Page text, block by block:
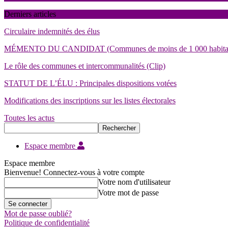
Derniers articles
Circulaire indemnités des élus
MÉMENTO DU CANDIDAT (Communes de moins de 1 000
Le rôle des communes et intercommunalités (Clip)
STATUT DE L’ÉLU : Principales dispositions votées
Modifications des inscriptions sur les listes électorales
Toutes les actus
Espace membre
Espace membre
Bienvenue! Connectez-vous à votre compte
Votre nom d'utilisateur
Votre mot de passe
Mot de passe oublié?
Politique de confidentialité